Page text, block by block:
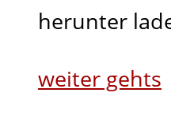
herunter
weiter gehts